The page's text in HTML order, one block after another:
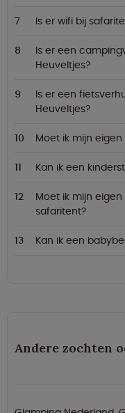
Is er wifi bij
Is er een
Heuveltjes?
Is er een
Heuveltjes?
Moet ik mijn
Kan ik een
Moet ik mijn
safaritent?
Kan ik een
Andere zochten